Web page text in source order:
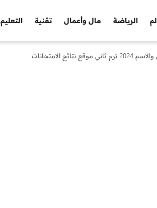
الرياضة مال وأعمال تقنية التعليم